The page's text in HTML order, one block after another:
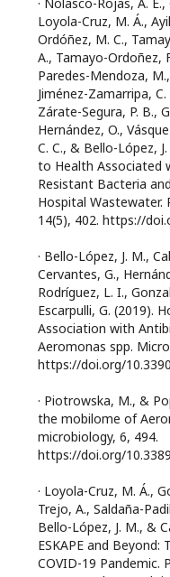
Loyola-Cruz, M. Á.,
Ordóñez, M. C.,
A., Tamayo-Ordoñez,
Paredes-Mendoza,
Jiménez-Zamarripa,
Zárate-Segura, P. B.,
Hernández, O.,
C. C., & Bello-López,
to Health Associated
Resistant Bacteria
Hospital Wastewater.
14(5), 402. https://
· Bello-López, J. M.,
Cervantes, G.,
Rodríguez, L. I.,
Escarpulli, G. (2019).
Association with
Aeromonas spp.
https://doi.org/
· Piotrowska, M., &
the mobilome of
microbiology, 6, 494.
https://doi.org/
· Loyola-Cruz, M. Á.,
Trejo, A., Saldaña-
Bello-López, J. M., &
ESKAPE and
COVID-19 Pandemic.